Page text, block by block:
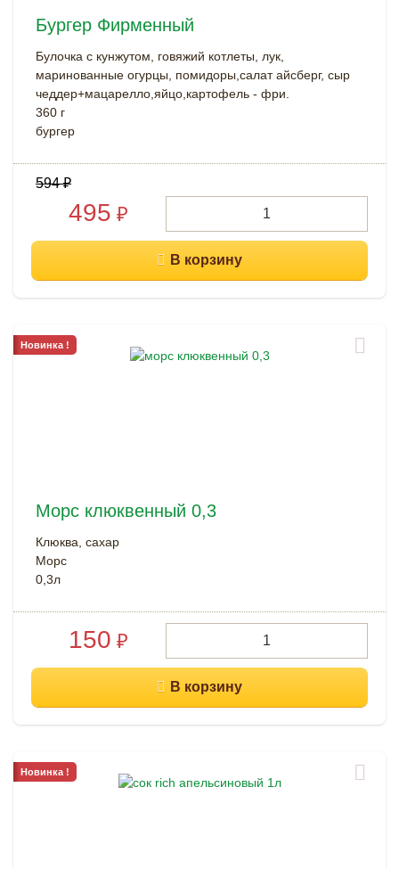
Бургер Фирменный
Булочка с кунжутом, говяжий котлеты, лук,
маринованные огурцы, помидоры,салат айсберг, сыр
чеддер+мацарелло,яйцо,картофель - фри.
360 г
бургер
594₽
495 ₽
Морс клюквенный 0,3
Клюква, сахар
Морс
0,3л
150 ₽
Новинка !
Новинка !